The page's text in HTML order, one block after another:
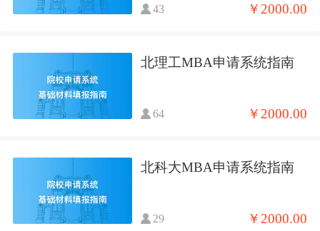
43 ￥2000.00
北理工MBA申请系统指南
64 ￥2000.00
北科大MBA申请系统指南
29 ￥2000.00